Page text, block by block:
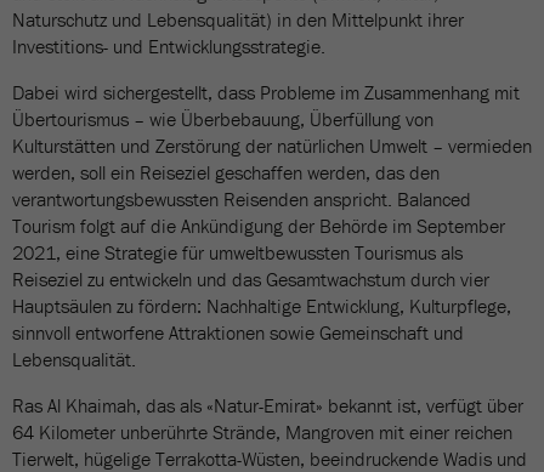
Naturschutz und Lebensqualität) in den Mittelpunkt ihrer
Investitions- und Entwicklungsstrategie.
Dabei wird sichergestellt, dass Probleme im Zusammenhang mit
Übertourismus – wie Überbebauung, Überfüllung von
Kulturstätten und Zerstörung der natürlichen Umwelt – vermieden
werden, soll ein Reiseziel geschaffen werden, das den
verantwortungsbewussten Reisenden anspricht. Balanced
Tourism folgt auf die Ankündigung der Behörde im September
2021, eine Strategie für umweltbewussten Tourismus als
Reiseziel zu entwickeln und das Gesamtwachstum durch vier
Hauptsäulen zu fördern: Nachhaltige Entwicklung, Kulturpflege,
sinnvoll entworfene Attraktionen sowie Gemeinschaft und
Lebensqualität.
Ras Al Khaimah, das als «Natur-Emirat» bekannt ist, verfügt über
64 Kilometer unberührte Strände, Mangroven mit einer reichen
Tierwelt, hügelige Terrakotta-Wüsten, beeindruckende Wadis und